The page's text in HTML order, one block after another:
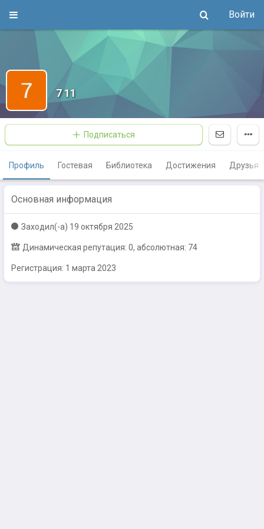
Войти
7 11
Подписаться
Профиль Гостевая Библиотека Достижения Друзья
Основная информация
Заходил(-a) 19 октября 2025
Динамическая репутация: 0, абсолютная: 74
Регистрация: 1 марта 2023